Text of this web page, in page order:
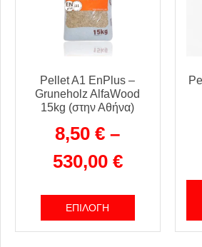
Pellet A1 EnPlus –
Gruneholz AlfaWood
15kg (στην Αθήνα)
8,50€ –
530,00 €
ΕΠΙΛΟΓΉ